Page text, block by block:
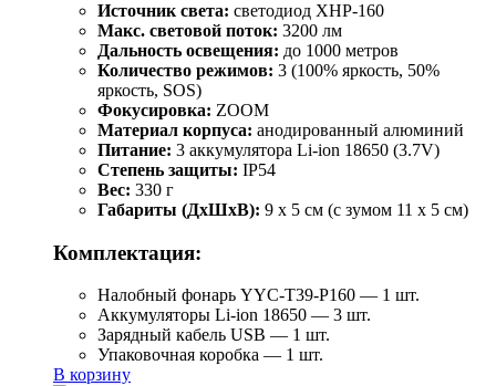
Источник света: светодиод XHP-160
Макс. световой поток: 3200 лм
Дальность освещения: до 1000 метров
Количество режимов: 3 (100% яркость, 50%
яркость, SOS)
Фокусировка: ZOOM
Материал корпуса: анодированный алюминий
Питание: 3 аккумулятора Li-ion 18650 (3.7V)
Степень защиты: IP54
Вес: 330 г
Габариты (ДхШхВ): 9 x 5 см (с зумом 11 x 5 см)
Комплектация:
Налобный фонарь YYC-T39-P160 — 1 шт.
Аккумуляторы Li-ion 18650 — 3 шт.
Зарядный кабель USB — 1 шт.
Упаковочная коробка — 1 шт.
В корзину